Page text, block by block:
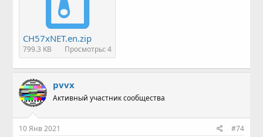
CH57xNET.en.zip
799.3 KB Просмотры: 4
pvvx
Активный участник сообщества
10 Янв 2021 #74